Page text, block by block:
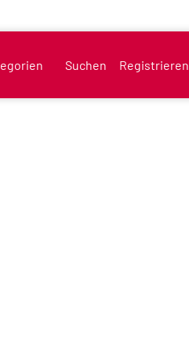
Suchen Registrieren